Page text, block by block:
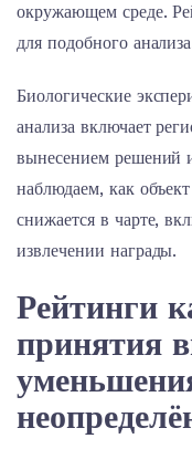
окружающем среде.
для подобного
Биологические
анализа включает
вынесением решений
наблюдаем, как
снижается в чарте,
извлечении награды.
Рейтинги
принятия